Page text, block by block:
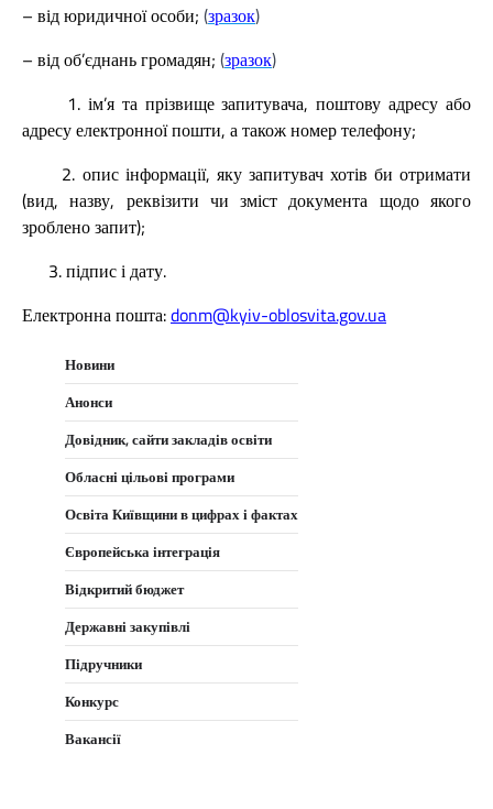
– від юридичної особи; (зразок)
– від об’єднань громадян; (зразок)
1. ім’я та прізвище запитувача, поштову адресу або
адресу електронної пошти, а також номер телефону;
2. опис інформації, яку запитувач хотів би отримати
(вид, назву, реквізити чи зміст документа щодо якого
зроблено запит);
3. підпис і дату.
Електронна пошта:donm@kyiv-oblosvita.gov.ua
Новини
Анонси
Довідник, сайти закладів освіти
Обласні цільові програми
Освіта Київщини в цифрах і фактах
Європейська інтеграція
Відкритий бюджет
Державні закупівлі
Підручники
Конкурс
Вакансії